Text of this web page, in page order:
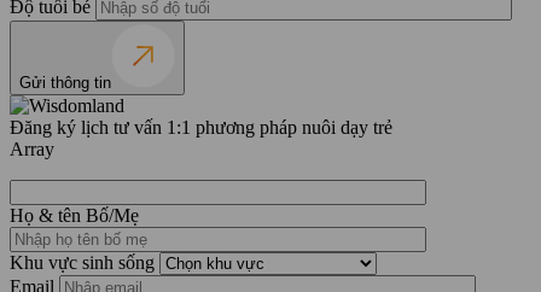
Độ tuổi bé
Gửi thông tin
Đăng ký lịch tư vấn 1:1 phương pháp nuôi dạy trẻ
Array
Họ & tên Bố/Mẹ
Khu vực sinh sống
Email